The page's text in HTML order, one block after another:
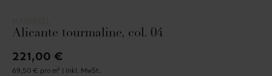
Alicante tourmaline, col. 04
221,00 €
69,50 € pro m² | inkl. MwSt.